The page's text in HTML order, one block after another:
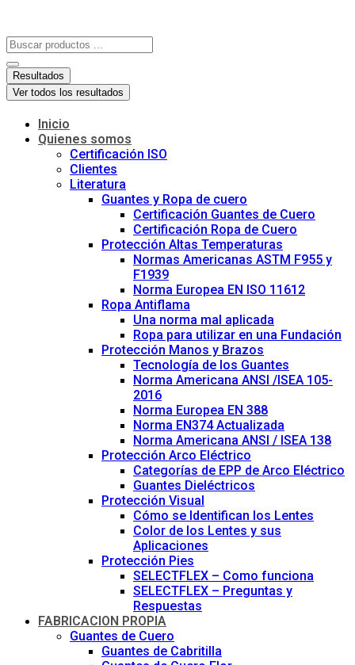
Resultados
Ver todos los resultados
Inicio
Quienes somos
Certificación ISO
Clientes
Literatura
Guantes y Ropa de cuero
Certificación Guantes de Cuero
Certificación Ropa de Cuero
Protección Altas Temperaturas
Normas Americanas ASTM F955 y
F1939
Norma Europea EN ISO 11612
Ropa Antiflama
Una norma mal aplicada
Ropa para utilizar en una Fundación
Protección Manos y Brazos
Tecnología de los Guantes
Norma Americana ANSI /ISEA 105-
2016
Norma Europea EN 388
Norma EN374 Actualizada
Norma Americana ANSI / ISEA 138
Protección Arco Eléctrico
Categorías de EPP de Arco Eléctrico
Guantes Dieléctricos
Protección Visual
Cómo se Identifican los Lentes
Color de los Lentes y sus
Aplicaciones
Protección Pies
SELECTFLEX – Como funciona
SELECTFLEX – Preguntas y
Respuestas
FABRICACION PROPIA
Guantes de Cuero
Guantes de Cabritilla